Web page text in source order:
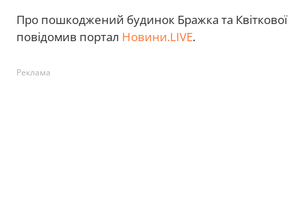
Про пошкоджений будинок Бражка та Квіткової
повідомив портал Новини.LIVE.
Реклама